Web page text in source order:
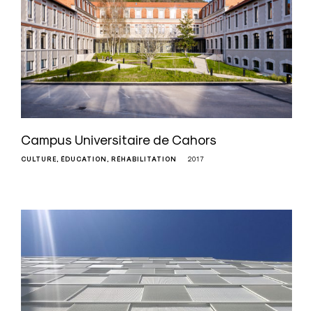
Campus Universitaire de Cahors
CULTURE ÉDUCATION RÉHABILITATION 2017